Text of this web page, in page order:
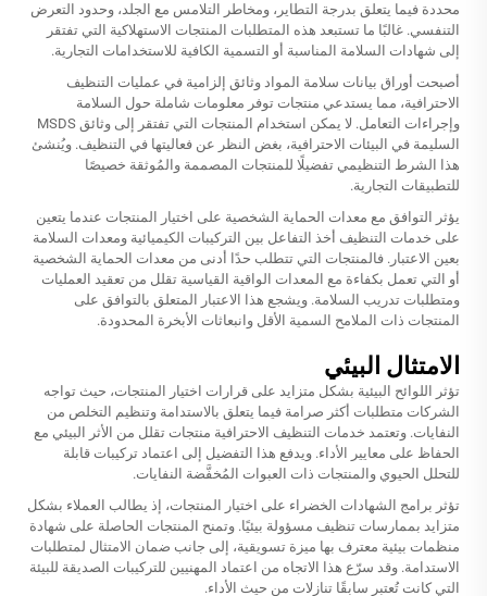
محددة فيما يتعلق بدرجة التطاير، ومخاطر التلامس مع الجلد، وحدود التعرض
التنفسي. غالبًا ما تستبعد هذه المتطلبات المنتجات الاستهلاكية التي تفتقر
إلى شهادات السلامة المناسبة أو التسمية الكافية للاستخدامات التجارية.
أصبحت أوراق بيانات سلامة المواد وثائق إلزامية في عمليات التنظيف
الاحترافية، مما يستدعي منتجات توفر معلومات شاملة حول السلامة
وإجراءات التعامل. لا يمكن استخدام المنتجات التي تفتقر إلى وثائق MSDS
السليمة في البيئات الاحترافية، بغض النظر عن فعاليتها في التنظيف. ويُنشئ
هذا الشرط التنظيمي تفضيلًا للمنتجات المصممة والمُوثقة خصيصًا
للتطبيقات التجارية.
يؤثر التوافق مع معدات الحماية الشخصية على اختيار المنتجات عندما يتعين
على خدمات التنظيف أخذ التفاعل بين التركيبات الكيميائية ومعدات السلامة
بعين الاعتبار. فالمنتجات التي تتطلب حدًا أدنى من معدات الحماية الشخصية
أو التي تعمل بكفاءة مع المعدات الواقية القياسية تقلل من تعقيد العمليات
ومتطلبات تدريب السلامة. ويشجع هذا الاعتبار المتعلق بالتوافق على
المنتجات ذات الملامح السمية الأقل وانبعاثات الأبخرة المحدودة.
الامتثال البيئي
تؤثر اللوائح البيئية بشكل متزايد على قرارات اختيار المنتجات، حيث تواجه
الشركات متطلبات أكثر صرامة فيما يتعلق بالاستدامة وتنظيم التخلص من
النفايات. وتعتمد خدمات التنظيف الاحترافية منتجات تقلل من الأثر البيئي مع
الحفاظ على معايير الأداء. ويدفع هذا التفضيل إلى اعتماد تركيبات قابلة
للتحلل الحيوي والمنتجات ذات العبوات المُخفَّضة النفايات.
تؤثر برامج الشهادات الخضراء على اختيار المنتجات، إذ يطالب العملاء بشكل
متزايد بممارسات تنظيف مسؤولة بيئيًا. وتمنح المنتجات الحاصلة على شهادة
منظمات بيئية معترف بها ميزة تسويقية، إلى جانب ضمان الامتثال لمتطلبات
الاستدامة. وقد سرّع هذا الاتجاه من اعتماد المهنيين للتركيبات الصديقة للبيئة
التي كانت تُعتبر سابقًا تنازلات من حيث الأداء.